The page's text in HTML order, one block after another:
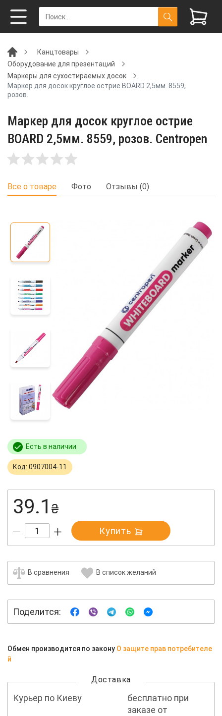
Канцтовары
Оборудование для презентаций
Маркеры для сухостираемых досок
Маркер для досок круглое острие BOARD 2,5мм. 8559,
розов.
Маркер для досок круглое острие
BOARD 2,5мм. 8559, розов. Centropen
Все о товаре Фото Отзывы (0)
Есть в наличии
Код: 0907004-11
39.1 ₴
Купить
В сравнения В список желаний
Поделится:
Обмен производится по закону О защите прав потребителе
й
Доставка
Курьер по Киеву
бесплатно при
заказе от